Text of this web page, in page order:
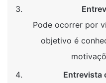
Pode ocorrer por
objetivo é
Entrevista